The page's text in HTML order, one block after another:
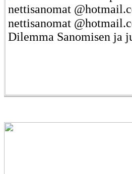
nettisanomat
nettisanomat
Dilemma Sanomisen ja